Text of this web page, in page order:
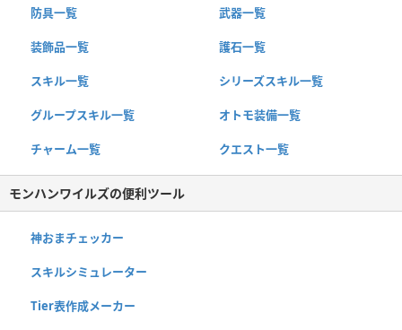
防具一覧 武器一覧
装飾品一覧 護石一覧
スキル一覧 シリーズスキル一覧
グループスキル一覧 オトモ装備一覧
チャーム一覧 クエスト一覧
モンハンワイルズの便利ツール
神おまチェッカー
スキルシミュレーター
Tier表作成メーカー